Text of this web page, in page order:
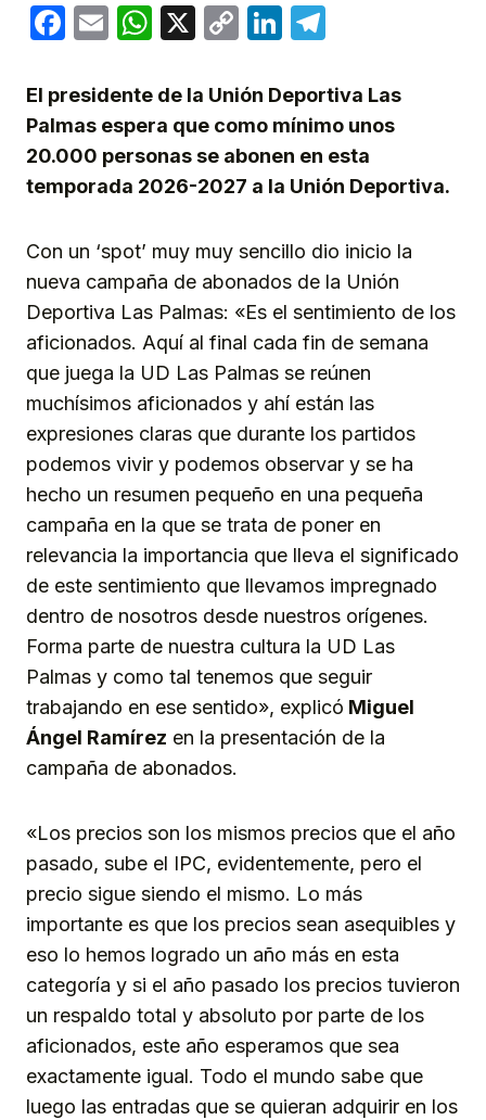
Facebook
EmailWhatsApp
X
CopyLinkedIn
El presidente de la Unión Deportiva Las
Palmas espera que como mínimo unos
20.000 personas se abonen en esta
temporada 2026-2027 a la Unión Deportiva.
Con un ‘spot’ muy muy sencillo dio inicio la
nueva campaña de abonados de la Unión
Deportiva Las Palmas: «Es el sentimiento de los
aficionados. Aquí al final cada fin de semana
que juega la UD Las Palmas se reúnen
muchísimos aficionados y ahí están las
expresiones claras que durante los partidos
podemos vivir y podemos observar y se ha
hecho un resumen pequeño en una pequeña
campaña en la que se trata de poner en
relevancia la importancia que lleva el significado
de este sentimiento que llevamos impregnado
dentro de nosotros desde nuestros orígenes.
Forma parte de nuestra cultura la UD Las
Palmas y como tal tenemos que seguir
trabajando en ese sentido», explicó Miguel
Ángel Ramírez en la presentación de la
campaña de abonados.
«Los precios son los mismos precios que el año
pasado, sube el IPC, evidentemente, pero el
precio sigue siendo el mismo. Lo más
importante es que los precios sean asequibles y
eso lo hemos logrado un año más en esta
categoría y si el año pasado los precios tuvieron
un respaldo total y absoluto por parte de los
aficionados, este año esperamos que sea
exactamente igual. Todo el mundo sabe que
luego las entradas que se quieran adquirir en los